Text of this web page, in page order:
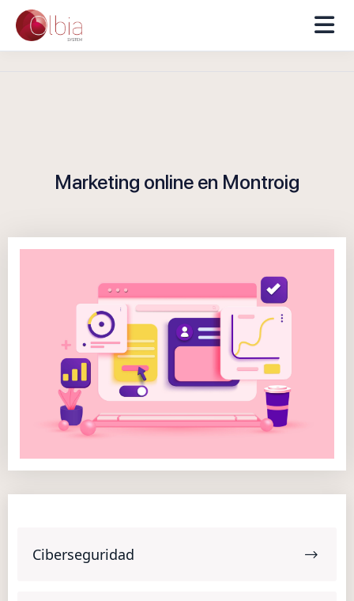
Marketing online en Montroig
Ciberseguridad